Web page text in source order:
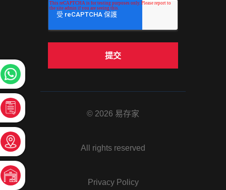
© 2026 易存家
All rights reserved
Privacy Policy